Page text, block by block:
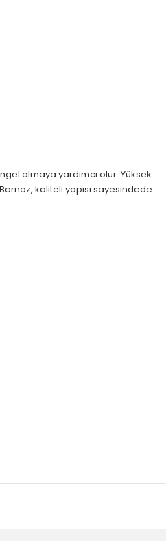
olmaya yardımcı olur. Yüksek
kaliteli yapısı sayesindede